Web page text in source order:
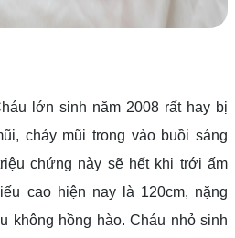
lớn sinh năm 2008 rất hay bị
chảy mũi trong vào buồi sáng
chứng này sẽ hết khi trới ấm
cao hiện nay là 120cm, nặng
không hồng hào. Cháu nhỏ sinh